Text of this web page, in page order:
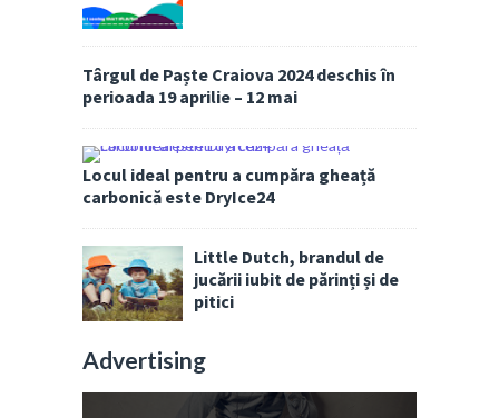
Târgul de Paște Craiova 2024 deschis în
perioada 19 aprilie – 12 mai
Locul ideal pentru a cumpăra gheață
carbonică este DryIce24
Little Dutch, brandul de
jucării iubit de părinți și de
pitici
Advertising